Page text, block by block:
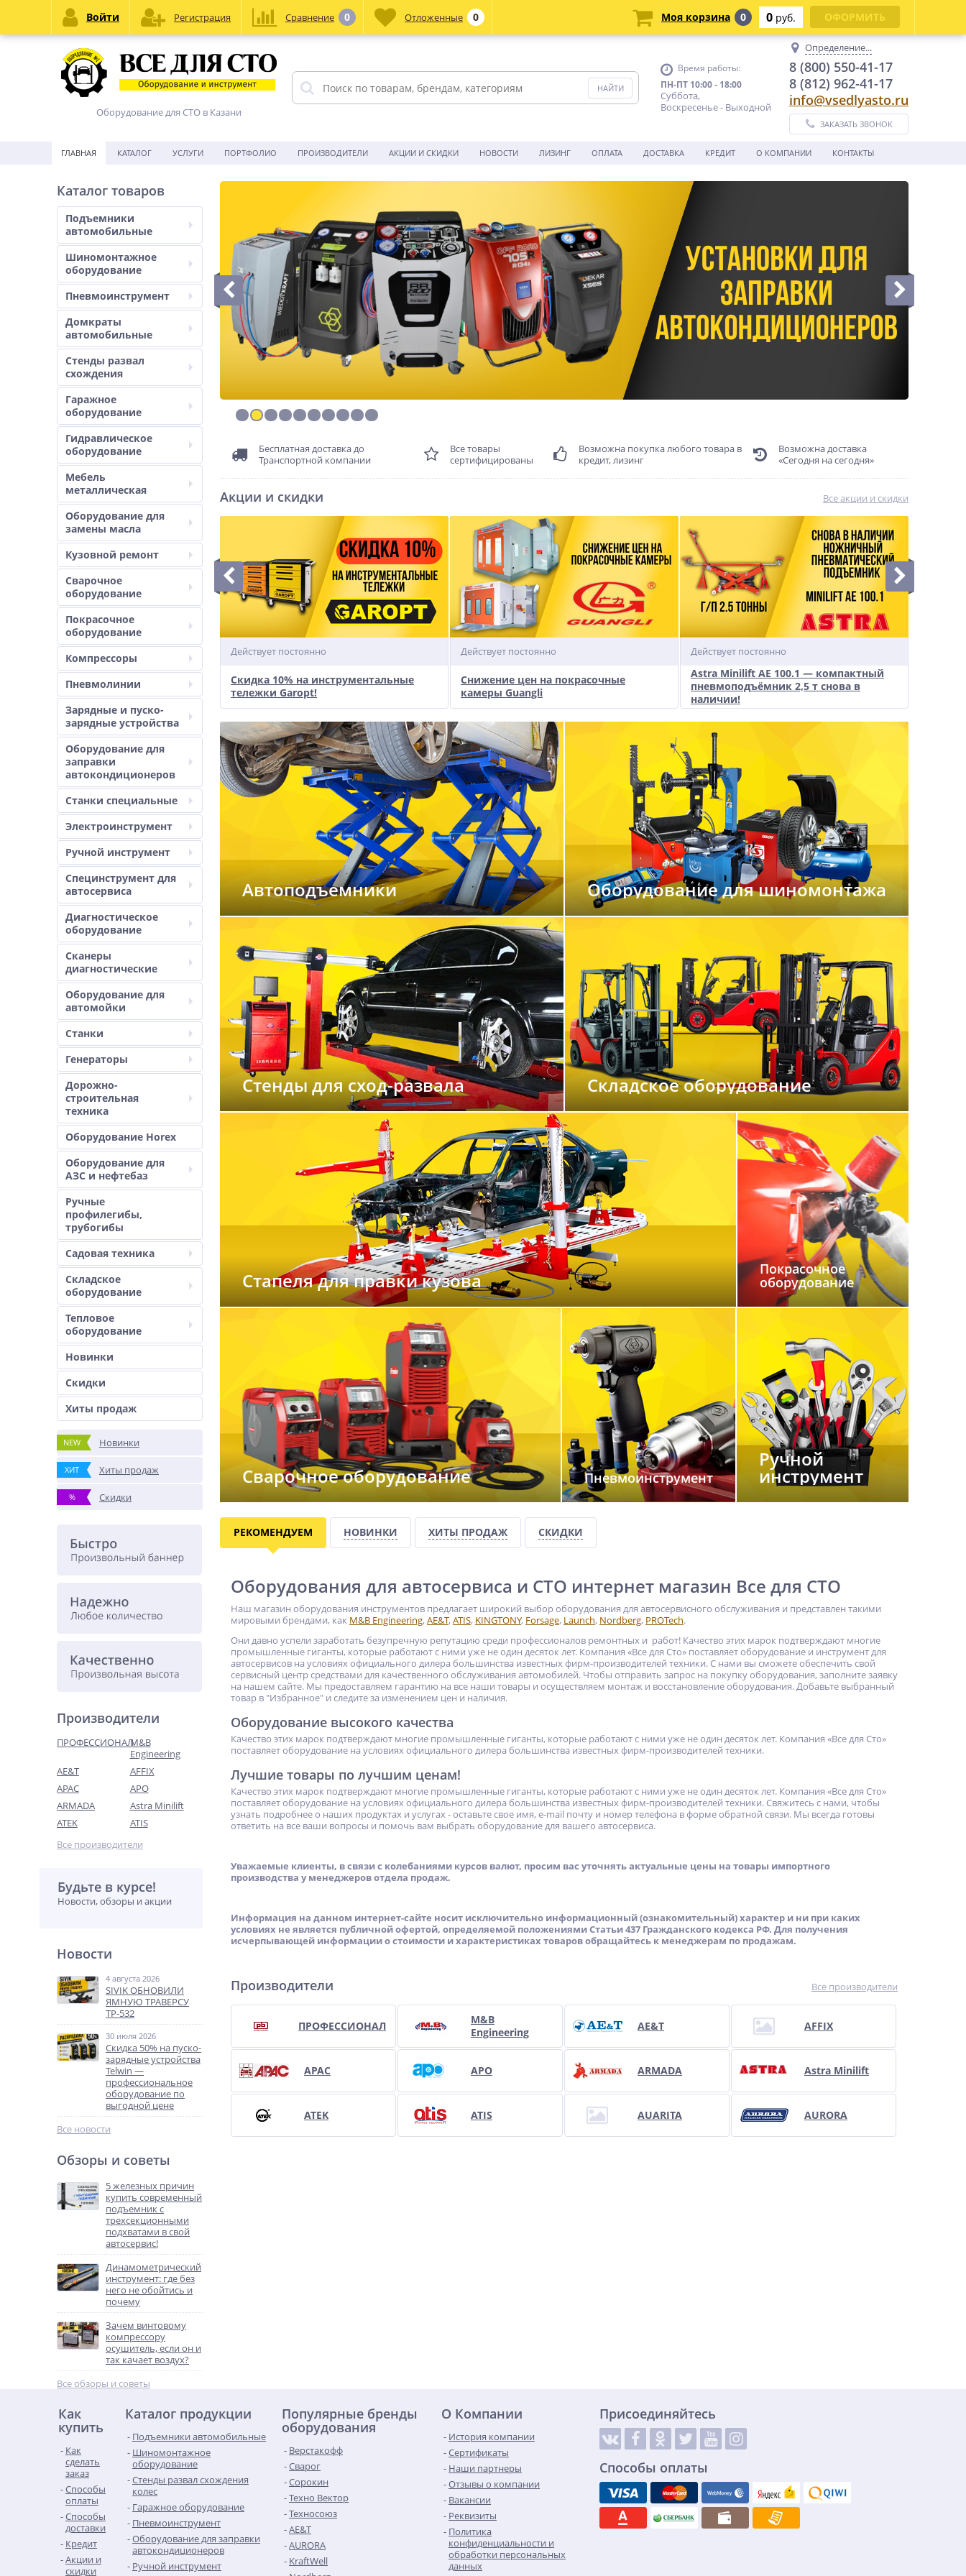
Оборудование для СТО в Казани
Время работы:
ПН-ПТ 10:00 - 18:00
Суббота,
Воскресенье - Выходной
Определение...
8 (800) 550-41-17
8 (812) 962-41-17
info@vsedlyasto.ru
ЗАКАЗАТЬ ЗВОНОК
ГЛАВНАЯ КАТАЛОГ УСЛУГИ ПОРТФОЛИО ПРОИЗВОДИТЕЛИ АКЦИИ И СКИДКИ НОВОСТИ ЛИЗИНГ ОПЛАТА ДОСТАВКА КРЕДИТ О КОМПАНИИ КОНТАКТЫ
Каталог товаров
Подъемники
автомобильные
Шиномонтажное
оборудование
Пневмоинструмент
Домкраты
автомобильные
Стенды развал
схождения
Гаражное
оборудование
Гидравлическое
оборудование
Мебель
металлическая
Оборудование для
замены масла
Кузовной ремонт
Сварочное
оборудование
Покрасочное
оборудование
Компрессоры
Пневмолинии
Зарядные и пуско-
зарядные устройства
Оборудование для
заправки
автокондиционеров
Станки специальные
Электроинструмент
Ручной инструмент
Специнструмент для
автосервиса
Диагностическое
оборудование
Сканеры
диагностические
Оборудование для
автомойки
Станки
Генераторы
Дорожно-
строительная
техника
Оборудование Horex
Оборудование для
АЗС и нефтебаз
Ручные
профилегибы,
трубогибы
Садовая техника
Складское
оборудование
Тепловое
оборудование
Новинки
Скидки
Хиты продаж
NEW Новинки
ХИТ Хиты продаж
% Скидки
Производители
ПРОФЕССИОНАЛM&B
Engineering
AE&T
AFFIX
APAC
APO
ARMADA
Astra Minilift
ATEK
ATIS
Все производители
Будьте в курсе!
Новости, обзоры и акции
Новости
4 августа 2026
SIVIK ОБНОВИЛИ
ЯМНУЮ ТРАВЕРСУ
ТР-532
30 июля 2026
Скидка 50% на пуско-
зарядные устройства
Telwin —
профессиональное
оборудование по
выгодной цене
Все новости
Обзоры и советы
5 железных причин
купить современный
подъемник с
трехсекционными
подхватами в свой
автосервис!
Динамометрический
инструмент: где без
него не обойтись и
почему
Зачем винтовому
компрессору
осушитель, если он и
так качает воздух?
Все обзоры и советы
Бесплатная доставка до
Транспортной компании
Все товары
сертифицированы
Возможна покупка любого товара в
кредит, лизинг
Возможна доставка
«Сегодня на сегодня»
Акции и скидки Все акции и скидки
Действует постоянно
Скидка 10% на инструментальные
тележки Garopt!
Действует постоянно
Снижение цен на покрасочные
камеры Guangli
Действует постоянно
Astra Minilift AE 100.1 — компактный
пневмоподъёмник 2,5 т снова в
наличии!
Автоподъемники Оборудование для шиномонтажа
Стенды для сход-развала Складское оборудование
Стапеля для правки кузова Покрасочное
оборудование
Сварочное оборудование Пневмоинструмент
Ручной
инструмент
РЕКОМЕНДУЕМ НОВИНКИ ХИТЫ ПРОДАЖ СКИДКИ
Оборудования для автосервиса и СТО интернет магазин Все для СТО
Наш магазин оборудования инструментов предлагает широкий выбор оборудования для автосервисного обслуживания и представлен такими
мировыми брендами, как M&B Engineering, AE&T, ATIS, KINGTONY, Forsage, Launch, Nordberg, PROTech.
Они давно успели заработать безупречную репутацию среди профессионалов ремонтных и работ! Качество этих марок подтверждают многие
промышленные гиганты, которые работают с ними уже не один десяток лет. Компания «Все для Сто» поставляет оборудование и инструмент для
автосервисов на условиях официального дилера большинства известных фирм-производителей техники. С нами вы сможете обеспечить свой
сервисный центр средствами для качественного обслуживания автомобилей. Чтобы отправить запрос на покупку оборудования, заполните заявку
на нашем сайте. Мы предоставляем гарантию на все наши товары и осуществляем монтаж и восстановление оборудования. Добавьте выбранный
товар в "Избранное" и следите за изменением цен и наличия.
Оборудование высокого качества
Качество этих марок подтверждают многие промышленные гиганты, которые работают с ними уже не один десяток лет. Компания «Все для Сто»
поставляет оборудование на условиях официального дилера большинства известных фирм-производителей техники.
Лучшие товары по лучшим ценам!
Качество этих марок подтверждают многие промышленные гиганты, которые работают с ними уже не один десяток лет. Компания «Все для Сто»
поставляет оборудование на условиях официального дилера большинства известных фирм-производителей техники. Свяжитесь с нами, чтобы
узнать подробнее о наших продуктах и услугах - оставьте свое имя, e-mail почту и номер телефона в форме обратной связи. Мы всегда готовы
ответить на все ваши вопросы и помочь вам выбрать оборудование для вашего автосервиса.
Уважаемые клиенты, в связи с колебаниями курсов валют, просим вас уточнять актуальные цены на товары импортного
производства у менеджеров отдела продаж.
Информация на данном интернет-сайте носит исключительно информационный (ознакомительный) характер и ни при каких
условиях не является публичной офертой, определяемой положениями Статьи 437 Гражданского кодекса РФ. Для получения
исчерпывающей информации о стоимости и характеристиках товаров обращайтесь к менеджерам по продажам.
Производители Все производители
ПРОФЕССИОНАЛ
M&B
Engineering
AE&T AFFIX
APAC APO ARMADA Astra Minilift
ATEK ATIS AUARITA AURORA
Как
купить
Как
сделать
заказ
Способы
оплаты
Способы
доставки
Кредит
Акции и
скидки
Каталог продукции
Подъемники автомобильные
Шиномонтажное
оборудование
Стенды развал схождения
колес
Гаражное оборудование
Пневмоинструмент
Оборудование для заправки
автокондиционеров
Ручной инструмент
Популярные бренды
оборудования
Верстакофф
Сварог
Сорокин
Техно Вектор
Техносоюз
AE&T
AURORA
KraftWell
О Компании
История компании
Сертификаты
Наши партнеры
Отзывы о компании
Вакансии
Реквизиты
Политика
конфиденциальности и
обработки персональных
данных
Присоединяйтесь
Способы оплаты
Войти Регистрация Сравнение 0 Отложенные 0 Моя корзина 0 0 руб. ОФОРМИТЬ